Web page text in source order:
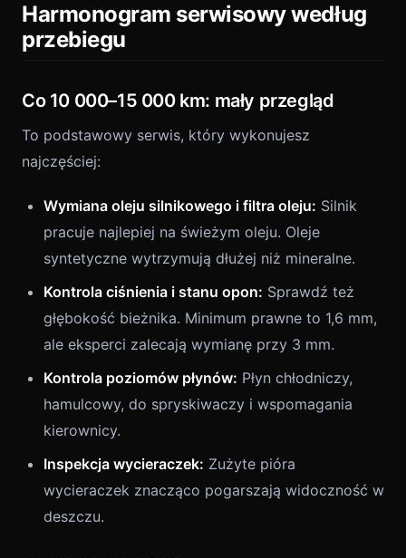
Harmonogram serwisowy według
przebiegu
Co 10 000–15 000 km: mały przegląd
To podstawowy serwis, który wykonujesz
najczęściej:
Wymiana oleju silnikowego i filtra oleju: Silnik
pracuje najlepiej na świeżym oleju. Oleje
syntetyczne wytrzymują dłużej niż mineralne.
Kontrola ciśnienia i stanu opon: Sprawdź też
głębokość bieżnika. Minimum prawne to 1,6 mm,
ale eksperci zalecają wymianę przy 3 mm.
Kontrola poziomów płynów: Płyn chłodniczy,
hamulcowy, do spryskiwaczy i wspomagania
kierownicy.
Inspekcja wycieraczek: Zużyte pióra
wycieraczek znacząco pogarszają widoczność w
deszczu.